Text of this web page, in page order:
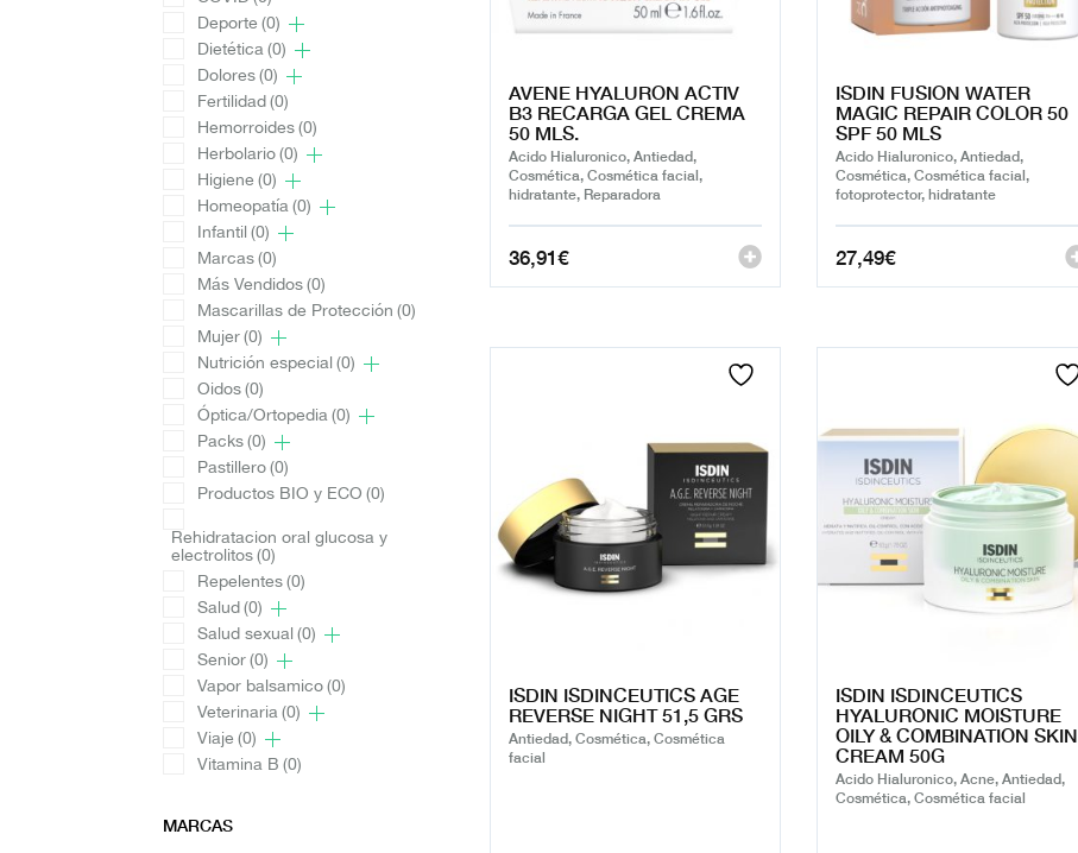
Deporte(0)
Dietética(0)
Dolores(0)
Fertilidad(0)
Hemorroides(0)
Herbolario(0)
Higiene(0)
Homeopatía(0)
Infantil(0)
Marcas(0)
Más Vendidos(0)
Mascarillas de Protección(0)
Mujer(0)
Nutrición especial(0)
Oidos(0)
Óptica/Ortopedia(0)
Packs(0)
Pastillero(0)
Productos BIO y ECO(0)
Rehidratacion oral glucosa y
electrolitos(0)
Repelentes(0)
Salud(0)
Salud sexual(0)
Senior(0)
Vapor balsamico(0)
Veterinaria(0)
Viaje(0)
Vitamina B(0)
MARCAS
AVENE HYALURON ACTIV
B3 RECARGA GEL CREMA
50 MLS.
Acido Hialuronico, Antiedad,
Cosmética, Cosmética facial,
hidratante, Reparadora
36,91€
ISDIN FUSION WATER
MAGIC REPAIR COLOR 50
SPF 50 MLS
Acido Hialuronico, Antiedad,
Cosmética, Cosmética facial,
fotoprotector, hidratante
27,49€
ISDIN ISDINCEUTICS AGE
REVERSE NIGHT 51,5 GRS
Antiedad, Cosmética, Cosmética
facial
ISDIN ISDINCEUTICS
HYALURONIC MOISTURE
OILY & COMBINATION SKIN
CREAM 50G
Acido Hialuronico, Acne, Antiedad,
Cosmética, Cosmética facial